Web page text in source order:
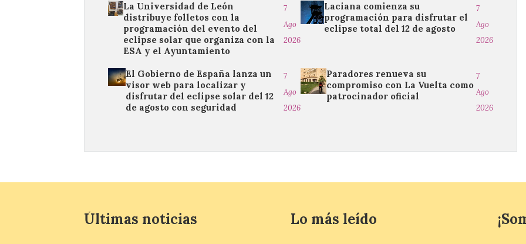
La Universidad de León
distribuye folletos con la
programación del evento del
eclipse solar que organiza con la
ESA y el Ayuntamiento
7
Ago
2026
Laciana comienza su
programación para disfrutar el
eclipse total del 12 de agosto
7
Ago
2026
El Gobierno de España lanza un
visor web para localizar y
disfrutar del eclipse solar del 12
de agosto con seguridad
7
Ago
2026
Paradores renueva su
compromiso con La Vuelta como
patrocinador oficial
7
Ago
2026
Últimas noticias Lo más leído